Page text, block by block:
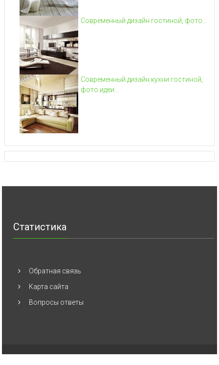
Современный дизайн гостиной, фото...
Современный дизайн кухни гостиной,
фото идеи...
Статистика
Обратная связь
Карта сайта
Вопросы ответы